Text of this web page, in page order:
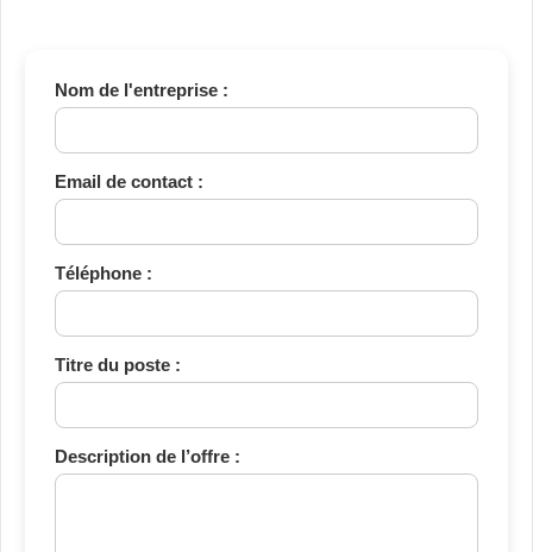
Nom de l'entreprise :
Email de contact :
Téléphone :
Titre du poste :
Description de l’offre :